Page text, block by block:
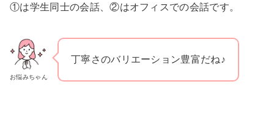
①は学生同士の会話、②はオフィスでの会話です。
お悩みちゃん
丁寧さのバリエーション豊富だね♪